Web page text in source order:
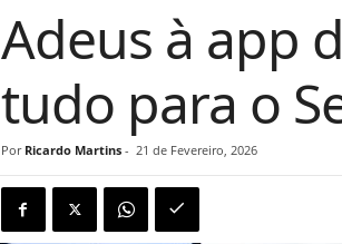
Adeus à app
tudo para o
Por Ricardo Martins- 21 de Fevereiro, 2026